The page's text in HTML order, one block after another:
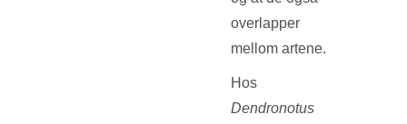
overlapper
mellom artene.
Hos
Dendronotus